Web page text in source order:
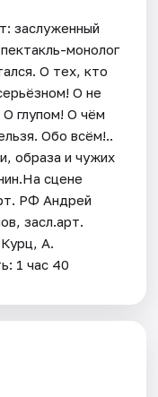
заслуженный
монолог
О тех, кто
О не
глупом! О чём
Обо всём!..
образа и чужих
сцене
РФ Андрей
засл.арт.
А.
1 час 40